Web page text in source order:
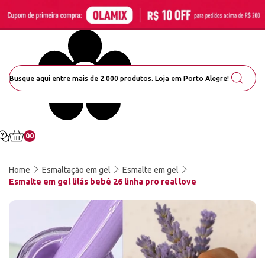
00
Home Esmaltação em gel
Esmalte em gel
Esmalte em gel lilás bebê 26 linha pro real love